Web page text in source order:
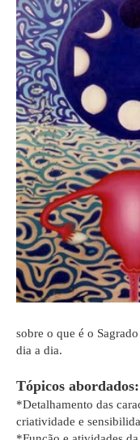
sobre o que é o
dia a dia.
Tópicos abordados:
*Detalhamento das
criatividade e